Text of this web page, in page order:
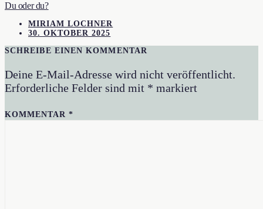
Du oder du?
MIRIAM LOCHNER
30. OKTOBER 2025
SCHREIBE EINEN KOMMENTAR
Deine E-Mail-Adresse wird nicht veröffentlicht.
Erforderliche Felder sind mit * markiert
KOMMENTAR*